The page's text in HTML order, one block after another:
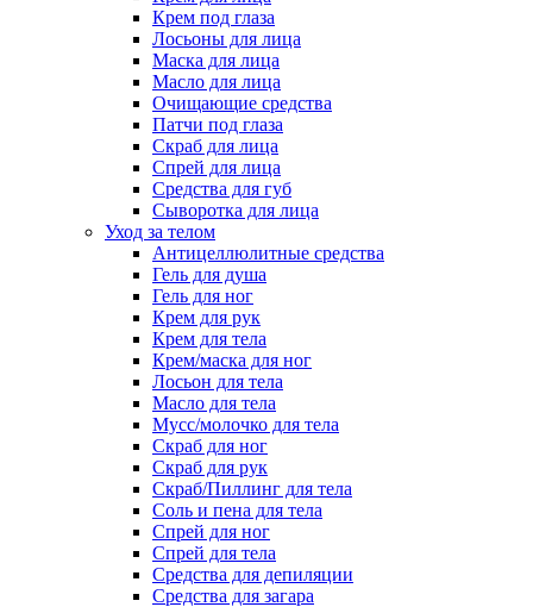
Крем под глаза
Лосьоны для лица
Маска для лица
Масло для лица
Очищающие средства
Патчи под глаза
Скраб для лица
Спрей для лица
Средства для губ
Сыворотка для лица
Уход за телом
Антицеллюлитные средства
Гель для душа
Гель для ног
Крем для рук
Крем для тела
Крем/маска для ног
Лосьон для тела
Масло для тела
Мусс/молочко для тела
Скраб для ног
Скраб для рук
Скраб/Пиллинг для тела
Соль и пена для тела
Спрей для ног
Спрей для тела
Средства для депиляции
Средства для загара